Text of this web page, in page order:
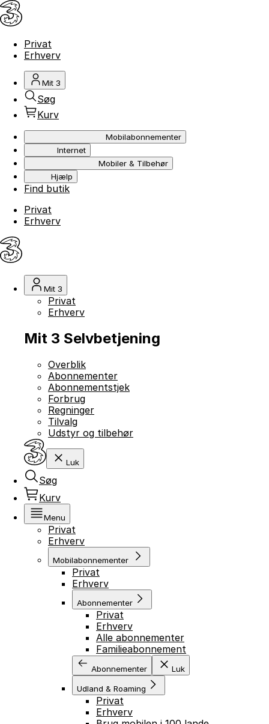
Privat
Erhverv
Mit 3
Søg
Kurv
Mobilabonnementer
Internet
Mobiler & Tilbehør
Hjælp
Find butik
Privat
Erhverv
Mit 3
Privat
Erhverv
Mit 3 Selvbetjening
Overblik
Abonnementer
Abonnementstjek
Forbrug
Regninger
Tilvalg
Udstyr og tilbehør
Luk
Søg
Kurv
Menu
Privat
Erhverv
Mobilabonnementer
Privat
Erhverv
Abonnementer
Privat
Erhverv
Alle abonnementer
Familieabonnement
Abonnementer Luk
Udland & Roaming
Privat
Erhverv